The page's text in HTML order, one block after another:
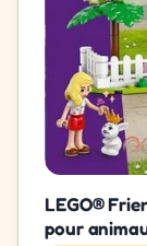
LEGO®
pour